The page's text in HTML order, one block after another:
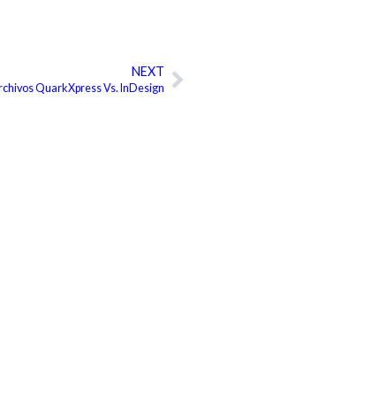
NEXT
QuarkXpress Vs. InDesign Siguiente